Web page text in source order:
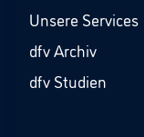
Unsere Services
dfv Archiv
dfv Studien